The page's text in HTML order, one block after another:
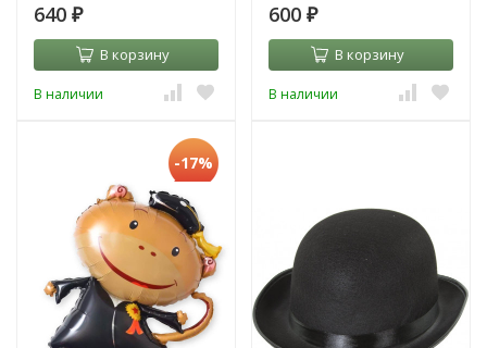
640 ₽
В корзину
В наличии
600 ₽
В корзину
В наличии
-17%